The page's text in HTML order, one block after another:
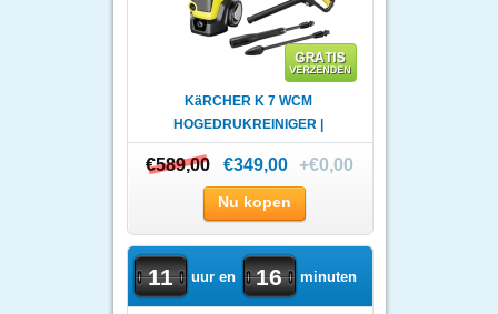
KäRCHER K 7 WCM
HOGEDRUKREINIGER |
WATERGEKOELDE ..
€589,00
€589,00 €349,00 +€0,00
Nu kopen
11 uur en 16 minuten